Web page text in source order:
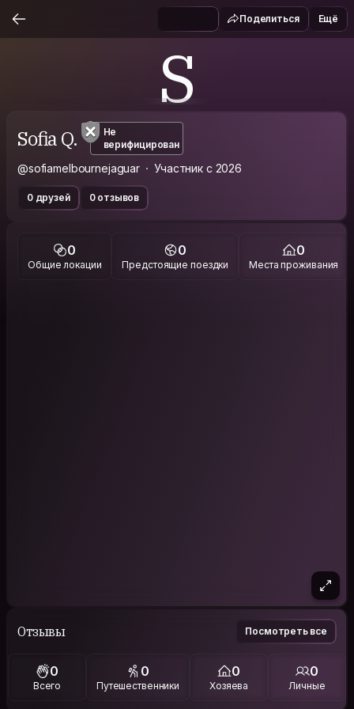
Поделиться Ещё
S
Sofia Q.
Не
верифицирован
@sofiamelbournejaguar Участник с 2026
0 друзей 0 отзывов
0
Общие локации
0
Предстоящие поездки
0
Места проживания
Отзывы Посмотреть все
0
Всего
0
Путешественники
0
Хозяева
0
Личные